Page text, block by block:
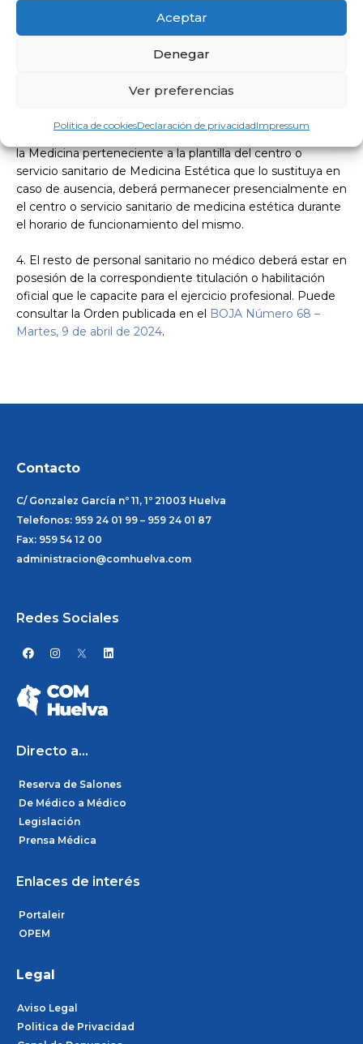
Aceptar
Denegar
Ver preferencias
Política de cookiesDeclaración de privacidadImpressum
servicio sanitario de Medicina Estética poseerá la misma
tiempo que permanece abierto el centro o servicio
Dirección Técnica. La Dirección Técnica, o el profesional de
la Medicina perteneciente a la plantilla del centro o
servicio sanitario de Medicina Estética que lo sustituya en
caso de ausencia, deberá permanecer presencialmente en
el centro o servicio sanitario de medicina estética durante
el horario de funcionamiento del mismo.
4. El resto de personal sanitario no médico deberá estar en
posesión de la correspondiente titulación o habilitación
oficial que le capacite para el ejercicio profesional. Puede
consultar la Orden publicada en el BOJA Número 68 –
Martes, 9 de abril de 2024.
Contacto
C/ Gonzalez García nº 11, 1º 21003 Huelva
Telefonos: 959 24 01 99 – 959 24 01 87
Fax: 959 54 12 00
administracion@comhuelva.com
Redes Sociales
F
a
e
b
o
o
I
n
a
g
r
L
i
i
Directo a...
Reserva de Salones
De Médico a Médico
Legislación
Prensa Médica
Enlaces de interés
Portaleir
OPEM
Legal
Aviso Legal
Politica de Privacidad